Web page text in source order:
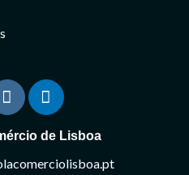
de Lisboa